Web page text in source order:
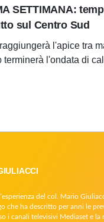
SETTIMANA:
sul Centro Sud
l'apice tra
terminerà l'ondata di
del col. Mario
che ha descritto per anni le
i canali televisivi Mediaset e la